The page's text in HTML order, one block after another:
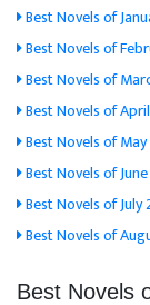
Best Novels of
Best Novels of
Best Novels of
Best Novels of
Best Novels of
Best Novels of
Best Novels of July
Best Novels of
Best Novels